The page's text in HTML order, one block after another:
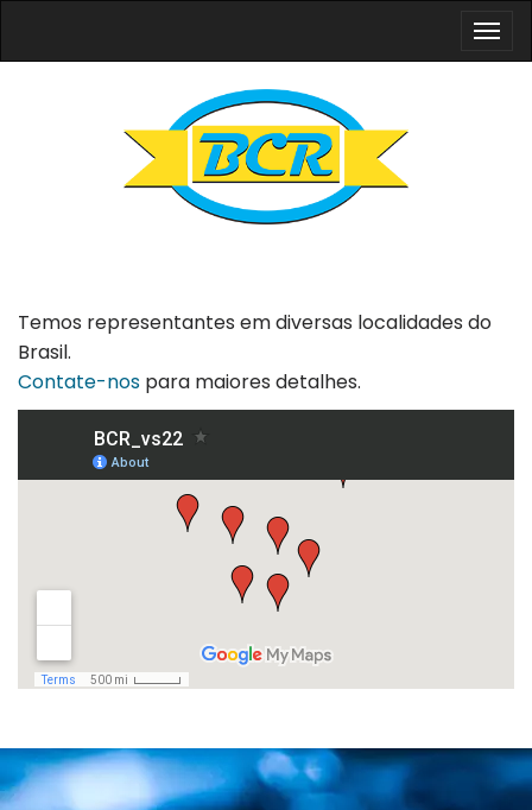
Temos representantes em diversas localidades do
Brasil.
Contate-nos para maiores detalhes.